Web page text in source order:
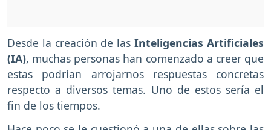
Desde la creación de las Inteligencias Artificiales
(IA), muchas personas han comenzado a creer que
estas podrían arrojarnos respuestas concretas
respecto a diversos temas. Uno de estos sería el
fin de los tiempos.